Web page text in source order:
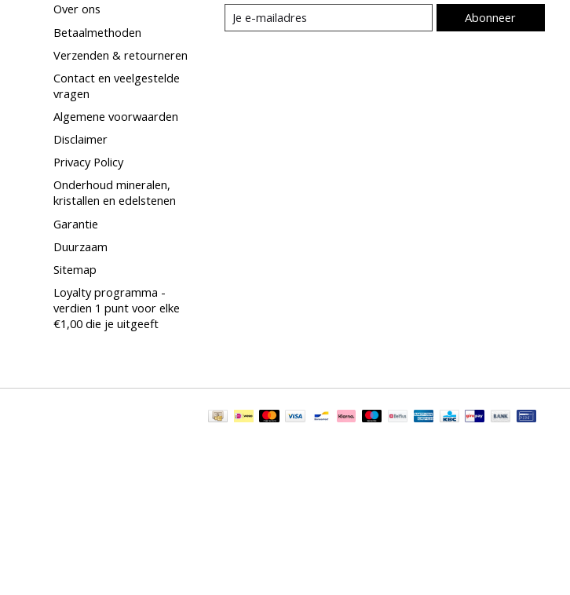
Over ons
Betaalmethoden
Verzenden & retourneren
Contact en veelgestelde
vragen
Algemene voorwaarden
Disclaimer
Privacy Policy
Onderhoud mineralen,
kristallen en edelstenen
Garantie
Duurzaam
Sitemap
Loyalty programma -
verdien 1 punt voor elke
€1,00 die je uitgeeft
Abonneer